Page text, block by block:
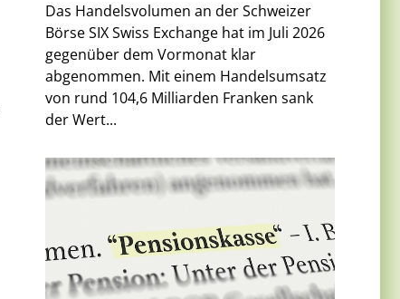
Das Handelsvolumen an der Schweizer
Börse SIX Swiss Exchange hat im Juli 2026
gegenüber dem Vormonat klar
abgenommen. Mit einem Handelsumsatz
von rund 104,6 Milliarden Franken sank
der Wert...